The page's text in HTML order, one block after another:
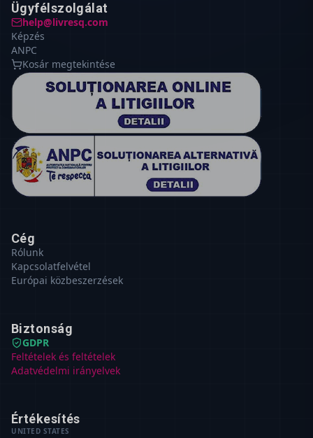
Ügyfélszolgálat
help@livresq.com
Képzés
ANPC
Kosár megtekintése
Cég
Rólunk
Kapcsolatfelvétel
Európai közbeszerzések
Biztonság
GDPR
Feltételek és feltételek
Adatvédelmi irányelvek
Értékesítés
UNITED STATES